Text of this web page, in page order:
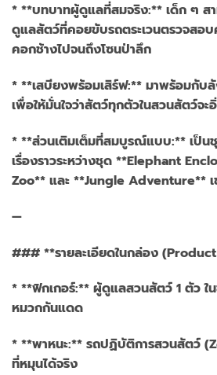
* **บทบาทผู้ดูแลที่สมจริง:** เด็ก ๆ ส
ดูแลสัตว์ที่คอยขับรถตระเวนตรวจสอ
คอกช้างไปจนถึงโซนป่าลึก
* **เสบียงพร้อมเสิร์ฟ:** มาพร้อมกับลั
เพื่อให้มั่นใจว่าสัตว์ทุกตัวในสวนสัตว์จ
* **ส่วนเติมเต็มที่สมบูรณ์แบบ:** เป็น
เรื่องราวระหว่างชุด **Elephant
Zoo** และ **Jungle Adventure**
—
### **รายละเอียดในกล่อง
* **ฟิกเกอร์:** ผู้ดูแลสวนสัตว์ 1 ตัว
หมวกกันแดด
* **พาหนะ:** รถปฏิบัติการสวนสัตว์
ที่หมุนได้จริง